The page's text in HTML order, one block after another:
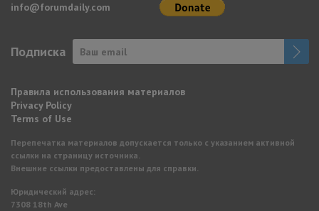
info@forumdaily.com
Подписка
Правила использования материалов
Privacy Policy
Terms of Use
Перепечатка материалов допускается только с указанием активной
ссылки на страницу источника.
Внешние ссылки предоставлены для справки.
Юридический адрес:
7308 18th Ave